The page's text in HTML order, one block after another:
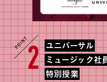
2
ユニバーサル
ミュージック社
特別授業